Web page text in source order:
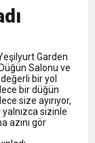
Bildirdi
;
Garden
Salonu ve
bir yol
bir düğün
size ayırıyor,
sizinle
azını gör